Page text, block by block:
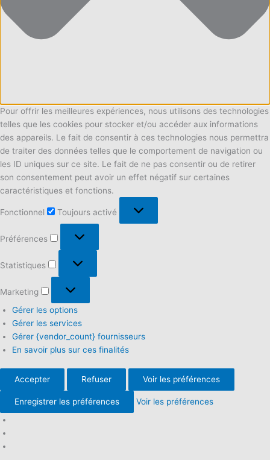
Pour offrir les meilleures expériences, nous utilisons des technologies
telles que les cookies pour stocker et/ou accéder aux informations
des appareils. Le fait de consentir à ces technologies nous permettra
de traiter des données telles que le comportement de navigation ou
les ID uniques sur ce site. Le fait de ne pas consentir ou de retirer
son consentement peut avoir un effet négatif sur certaines
caractéristiques et fonctions.
Fonctionnel
Toujours activé
Préférences
Statistiques
Marketing
Gérer les options
Gérer les services
Gérer {vendor_count} fournisseurs
En savoir plus sur ces finalités
Accepter Refuser Voir les préférences
Enregistrer les préférences Voir les préférences